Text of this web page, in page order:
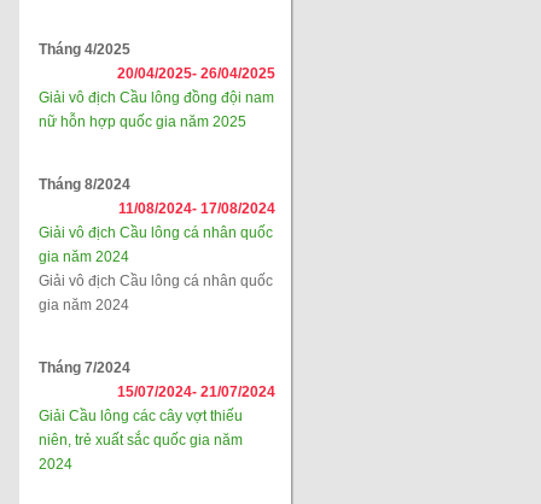
Tháng 4/2025
20/04/2025- 26/04/2025
Giải vô địch Cầu lông đồng đội nam
nữ hỗn hợp quốc gia năm 2025
Tháng 8/2024
11/08/2024- 17/08/2024
Giải vô địch Cầu lông cá nhân quốc
gia năm 2024
Giải vô địch Cầu lông cá nhân quốc
gia năm 2024
Tháng 7/2024
15/07/2024- 21/07/2024
Giải Cầu lông các cây vợt thiếu
niên, trẻ xuất sắc quốc gia năm
2024